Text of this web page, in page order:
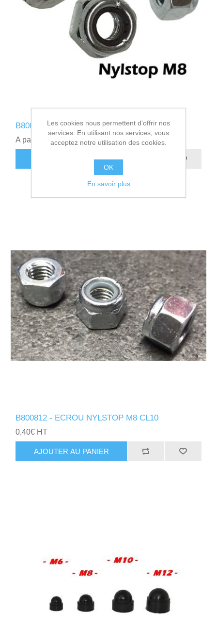
B800810 - ECROU NYLSTOP M8
A partir de 0,16€ HT
AJOUTER AU PANIER
B800812 - ECROU NYLSTOP M8 CL10
0,40€ HT
AJOUTER AU PANIER
Les cookies nous permettent d'offrir nos
services. En utilisant nos services, vous
acceptez notre utilisation des cookies.
OK
En savoir plus